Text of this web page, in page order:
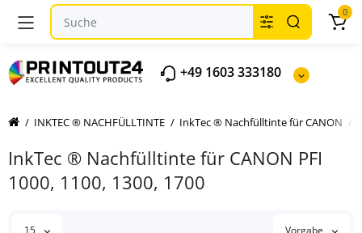
+49 1603 333180
0
INKTEC ® NACHFÜLLTINTE InkTec ® Nachfülltinte für CANON
InkTec ® Nachfülltinte für CANON PFI
1000, 1100, 1300, 1700
15 Vorgabe